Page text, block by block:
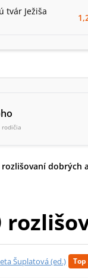
tvár Ježiša
rodičia
rozlišovaní dobrých
Šuplatová (ed.)